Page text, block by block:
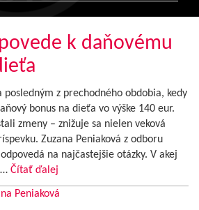
k daňovému
posledným z prechodného obdobia, kedy
bonus na dieťa vo výške 140 eur.
zmeny – znižuje sa nielen veková
Zuzana Peniaková z odboru
na najčastejšie otázky. V akej
… Čítať ďalej
Peniaková